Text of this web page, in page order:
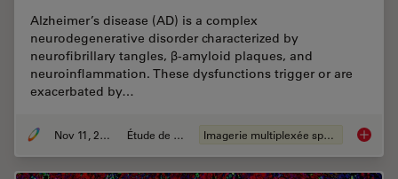
Alzheimer’s disease (AD) is a complex
neurodegenerative disorder characterized by
neurofibrillary tangles, β-amyloid plaques, and
neuroinflammation. These dysfunctions trigger or are
exacerbated by…
Nov 11, 2024 Étude de cas Imagerie multiplexée spatiale Spatial